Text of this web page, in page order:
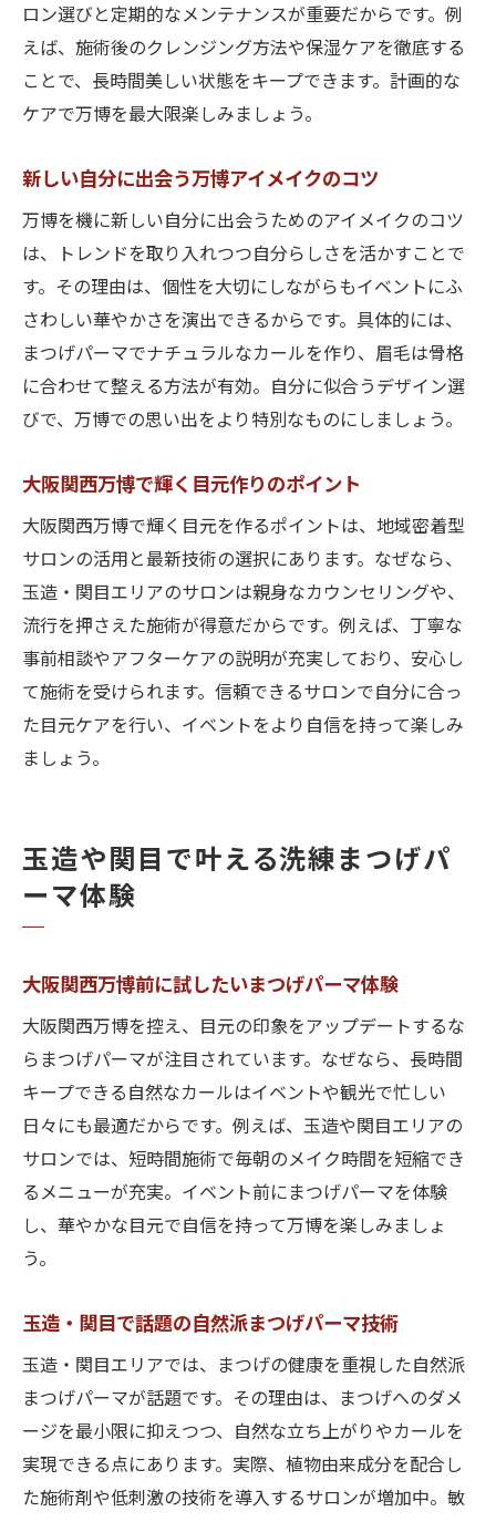
玉造・関目エリアのおすすめ美容ケア法
イベント直前に役立つ美容ケア習慣とは
大阪関西万博で差がつく時短美容のコツ
イベントも観光も映える目元作りの秘訣
大阪関西万博を楽しむための目元演出術
観光中も崩れにくいアイメイクの方法
玉造・関目発映える目元スタイリング技
イベントシーン別に選ぶ目元アレンジ法
大阪関西万博期間の映えポイント徹底解説
美しく見せる目元作りの実践的アドバイス
効率良く通える玉造・関目の美容スポット
大阪関西万博合わせて通える美容スポット
玉造・関目で人気の時短美容サロン紹介
万博前後に便利な目元ケアサロンの探し方
混雑時も安心な玉造・関目美容サロン情報
大阪関西万博時期の効率的美容プラン術
アクセス重視で選ぶ美容スポットのポイン
ト
万博をもっと楽しむための目元トレンド案内
万博期間限定の目元トレンドチェック法
大阪関西万博を満喫するための美容提案
とめ
ロン選びと定期的なメンテナンスが重要だからです。例
えば、施術後のクレンジング方法や保湿ケアを徹底する
ことで、長時間美しい状態をキープできます。計画的な
ケアで万博を最大限楽しみましょう。
新しい自分に出会う万博アイメイクのコツ
万博を機に新しい自分に出会うためのアイメイクのコツ
は、トレンドを取り入れつつ自分らしさを活かすことで
す。その理由は、個性を大切にしながらもイベントにふ
さわしい華やかさを演出できるからです。具体的には、
まつげパーマでナチュラルなカールを作り、眉毛は骨格
に合わせて整える方法が有効。自分に似合うデザイン選
びで、万博での思い出をより特別なものにしましょう。
大阪関西万博で輝く目元作りのポイント
大阪関西万博で輝く目元を作るポイントは、地域密着型
サロンの活用と最新技術の選択にあります。なぜなら、
玉造・関目エリアのサロンは親身なカウンセリングや、
流行を押さえた施術が得意だからです。例えば、丁寧な
事前相談やアフターケアの説明が充実しており、安心し
て施術を受けられます。信頼できるサロンで自分に合っ
た目元ケアを行い、イベントをより自信を持って楽しみ
ましょう。
玉造や関目で叶える洗練まつげパ
ーマ体験
大阪関西万博前に試したいまつげパーマ体験
大阪関西万博を控え、目元の印象をアップデートするな
らまつげパーマが注目されています。なぜなら、長時間
キープできる自然なカールはイベントや観光で忙しい
日々にも最適だからです。例えば、玉造や関目エリアの
サロンでは、短時間施術で毎朝のメイク時間を短縮でき
るメニューが充実。イベント前にまつげパーマを体験
し、華やかな目元で自信を持って万博を楽しみましょ
う。
玉造・関目で話題の自然派まつげパーマ技術
玉造・関目エリアでは、まつげの健康を重視した自然派
まつげパーマが話題です。その理由は、まつげへのダメ
ージを最小限に抑えつつ、自然な立ち上がりやカールを
実現できる点にあります。実際、植物由来成分を配合し
た施術剤や低刺激の技術を導入するサロンが増加中。敏